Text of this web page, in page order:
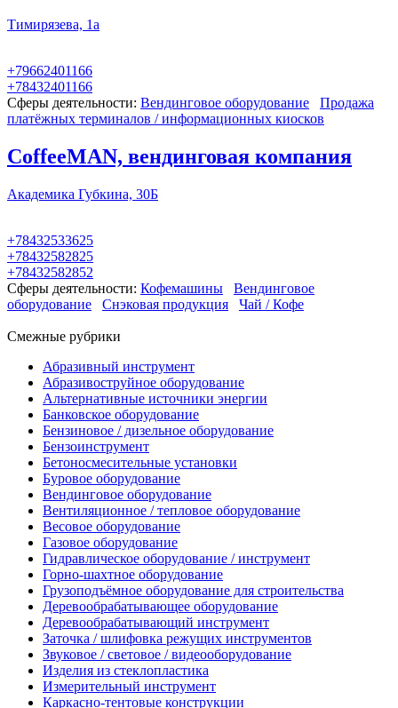
Тимирязева, 1а
+79662401166
+78432401166
Сферы деятельности: Вендинговое оборудование
Продажа
платёжных терминалов / информационных киосков
CoffeeMAN, вендинговая компания
Академика Губкина, 30Б
+78432533625
+78432582825
+78432582852
Сферы деятельности: Кофемашины
Вендинговое
оборудование
Снэковая продукция Чай / Кофе
Смежные рубрики
Абразивный инструмент
Абразивоструйное оборудование
Альтернативные источники энергии
Банковское оборудование
Бензиновое / дизельное оборудование
Бензоинструмент
Бетоносмесительные установки
Буровое оборудование
Вендинговое оборудование
Вентиляционное / тепловое оборудование
Весовое оборудование
Газовое оборудование
Гидравлическое оборудование / инструмент
Горно-шахтное оборудование
Грузоподъёмное оборудование для строительства
Деревообрабатывающее оборудование
Деревообрабатывающий инструмент
Заточка / шлифовка режущих инструментов
Звуковое / световое / видеооборудование
Изделия из стеклопластика
Измерительный инструмент
Каркасно-тентовые конструкции